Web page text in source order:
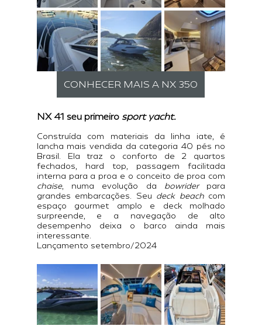
CONHECER MAIS A NX 350
NX 41 seu primeiro sport yacht.
Construída com materiais da linha iate, é
lancha mais vendida da categoria 40 pés no
Brasil. Ela traz o conforto de 2 quartos
fechados, hard top, passagem facilitada
chaise, numa evolução da bowrider para
grandes embarcações. Seu deck beach com
espaço gourmet amplo e deck molhado
surpreende, e a navegação de alto
desempenho deixa o barco ainda mais
interessante.
Lançamento setembro/2024